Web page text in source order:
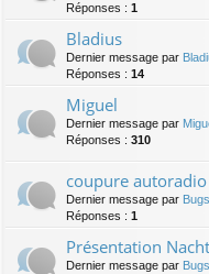
Réponses : 1
Bladius
Dernier message par
Réponses : 14
Miguel
Dernier message par
Réponses : 310
coupure
Dernier message par
Réponses : 1
Présentation
Dernier message par